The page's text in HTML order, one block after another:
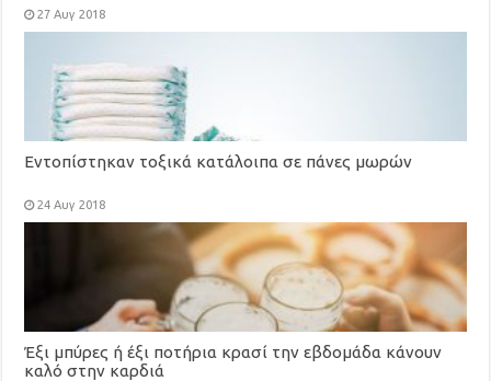
27 Αυγ 2018
Εντοπίστηκαν τοξικά κατάλοιπα σε πάνες μωρών
24 Αυγ 2018
Έξι μπύρες ή έξι ποτήρια κρασί την εβδομάδα κάνουν
καλό στην καρδιά